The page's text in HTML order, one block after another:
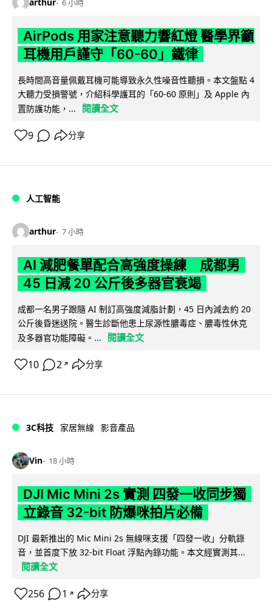
6 小時
AirPods 用家注意聽力響紅燈 醫學界籲
耳機用戶謹守「60-60」鐵律
長時間高音量佩戴耳機可能導致永久性噪音性聽損。本文盤點 4
大聽力受損警號，介紹科學護耳的「60-60 原則」及 Apple 內
置防護功能，...
閱讀全文
9 分享
人工智能
arthur 7 小時
AI 減肥餐單配合高強度操練 成都男
45 日減 20 公斤後多器官衰竭
成都一名男子跟隨 AI 制訂高強度減脂計劃，45 日內減去約 20
公斤後昏迷送院。醫生診斷他患上尿源性膿毒症、膿毒性休克
及多器官功能障礙。...
閱讀全文
10 2 ↗ 分享
3C科技 家居無線 影音產品
Vin 18 小時
DJI Mic Mini 2s 實測 四發一收同步獨
立錄音 32-bit 防爆咪拍片必備
DJI 最新推出的 Mic Mini 2s 無線咪支援「四發一收」分軌錄
音，並首度下放 32-bit Float 浮點內錄功能。本文經實測其...
閱讀全文
256 1 ↗ 分享